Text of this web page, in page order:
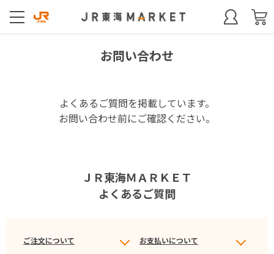
お問い合わせ
よくあるご質問を掲載しています。
お問い合わせ前にご確認ください。
ＪＲ東海ＭＡＲＫＥＴ
よくあるご質問
ご注文について お支払いについて